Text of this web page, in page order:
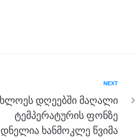
NEXT
დღეებში მაღალი
ტემპერატურის ფონზე
ხანმოკლე წვიმა